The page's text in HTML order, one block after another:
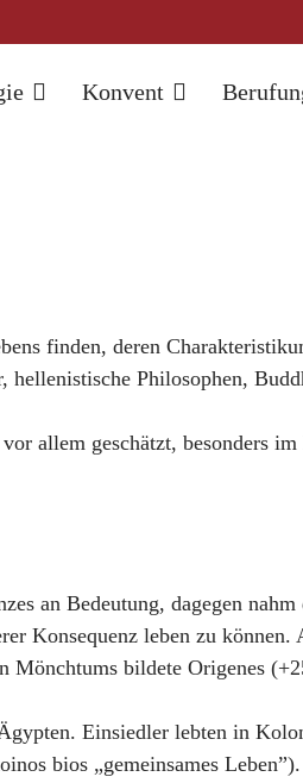
Konvent
finden, deren
hellenistische Philosophen,
allem geschätzt, besonders
an Bedeutung, dagegen nahm
Konsequenz leben zu
Mönchtums bildete Origenes
Einsiedler lebten in
bios „gemeinsames Leben”).